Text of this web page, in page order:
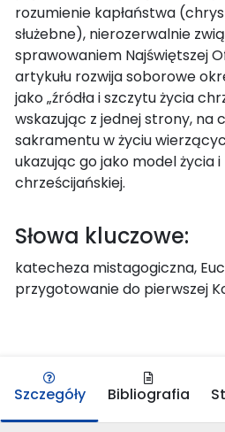
rozumienie kapłaństwa
służebne), nierozerwalnie
sprawowaniem Najświętszej
artykułu rozwija soborowe
jako „źródła i szczytu życia
wskazując z jednej strony,
sakramentu w życiu
ukazując go jako model życia
chrześcijańskiej.
Słowa kluczowe:
katecheza mistagogiczna,
przygotowanie do pierwszej
Szczegóły Bibliografia